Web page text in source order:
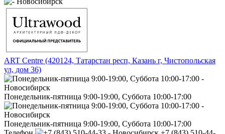
ART Centre (420124, Татарстан респ, Казань г, Чистопольская
ул, дом 36)
Понедельник-пятница 9:00-19:00, Суббота 10:00-17:00
Понедельник-пятница 9:00-19:00, Суббота 10:00-17:00